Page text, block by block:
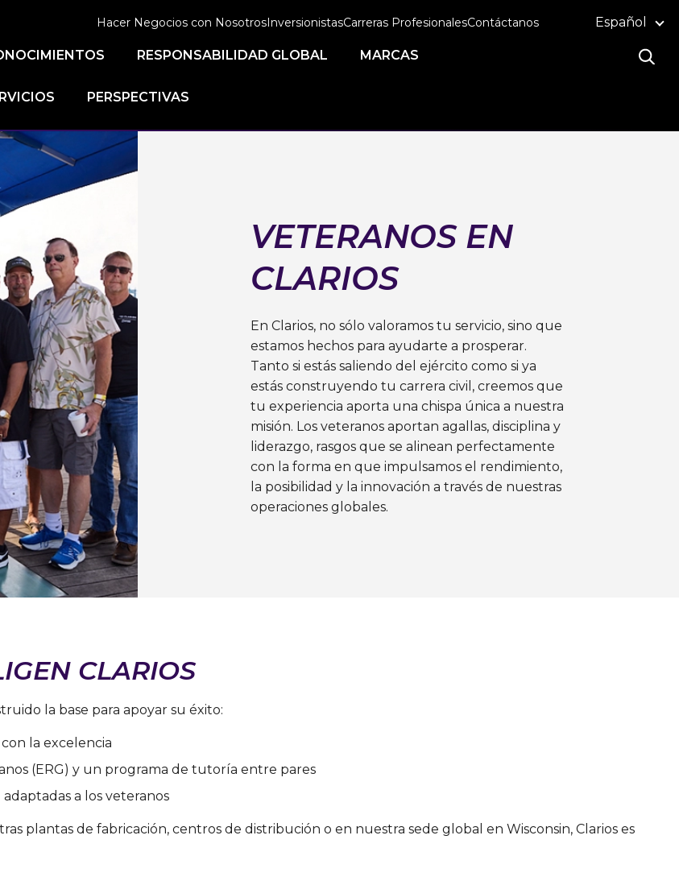
Hacer Negocios con NosotrosInversionistasCarreras ProfesionalesContáctanos Español
RESPONSABILIDAD GLOBAL MARCAS
PERSPECTIVAS
VETERANOS EN
CLARIOS
En Clarios, no sólo valoramos tu servicio, sino que
estamos hechos para ayudarte a prosperar.
Tanto si estás saliendo del ejército como si ya
estás construyendo tu carrera civil, creemos que
tu experiencia aporta una chispa única a nuestra
misión. Los veteranos aportan agallas, disciplina y
liderazgo, rasgos que se alinean perfectamente
con la forma en que impulsamos el rendimiento,
la posibilidad y la innovación a través de nuestras
operaciones globales.
CLARIOS
la base para apoyar su éxito:
la excelencia
(ERG) y un programa de tutoría entre pares
a los veteranos
plantas de fabricación, centros de distribución o en nuestra sede global en Wisconsin, Clarios es